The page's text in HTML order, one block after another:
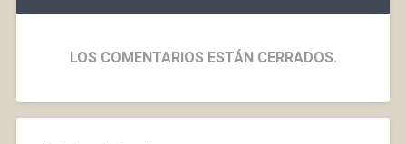
LOS COMENTARIOS ESTÁN CERRADOS.